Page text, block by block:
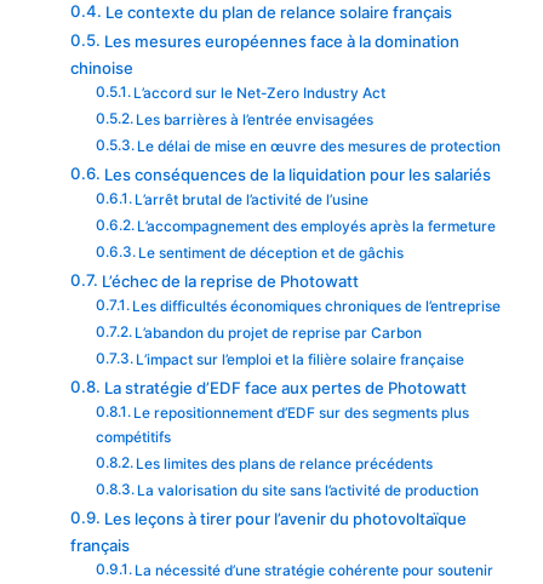
Le contexte du plan de relance solaire français
Les mesures européennes face à la domination
chinoise
L’accord sur le Net-Zero Industry Act
Les barrières à l’entrée envisagées
Le délai de mise en œuvre des mesures de protection
Les conséquences de la liquidation pour les salariés
L’arrêt brutal de l’activité de l’usine
L’accompagnement des employés après la fermeture
Le sentiment de déception et de gâchis
L’échec de la reprise de Photowatt
Les difficultés économiques chroniques de l’entreprise
L’abandon du projet de reprise par Carbon
L’impact sur l’emploi et la filière solaire française
La stratégie d’EDF face aux pertes de Photowatt
Le repositionnement d’EDF sur des segments plus
compétitifs
Les limites des plans de relance précédents
La valorisation du site sans l’activité de production
Les leçons à tirer pour l’avenir du photovoltaïque
français
La nécessité d’une stratégie cohérente pour soutenir